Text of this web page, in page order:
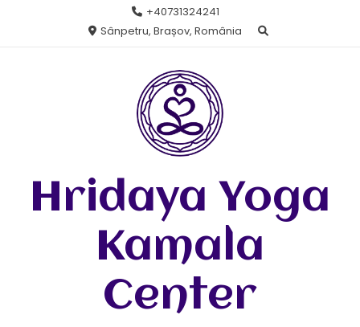
+40731324241
Sânpetru, Brașov, România
Hridaya Yoga
Kamala
Center